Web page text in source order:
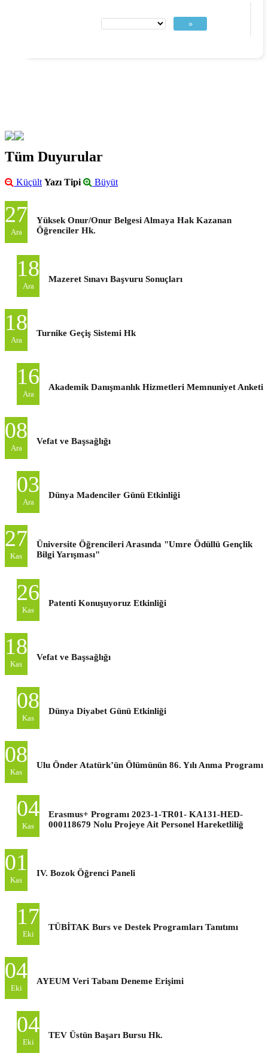
»
Tüm Duyurular
Küçült Yazı Tipi Büyüt
27
Ara
Yüksek Onur/Onur Belgesi Almaya Hak Kazanan
Öğrenciler Hk.
18
Ara
Mazeret Sınavı Başvuru Sonuçları
18
Ara
Turnike Geçiş Sistemi Hk
16
Ara
Akademik Danışmanlık Hizmetleri Memnuniyet Anketi
08
Ara
Vefat ve Başsağlığı
03
Ara
Dünya Madenciler Günü Etkinliği
27
Kas
Üniversite Öğrencileri Arasında "Umre Ödüllü Gençlik
Bilgi Yarışması"
26
Kas
Patenti Konuşuyoruz Etkinliği
18
Kas
Vefat ve Başsağlığı
08
Kas
Dünya Diyabet Günü Etkinliği
08
Kas
Ulu Önder Atatürk’ün Ölümünün 86. Yılı Anma Programı
04
Kas
Erasmus+ Programı 2023-1-TR01- KA131-HED-
000118679 Nolu Projeye Ait Personel Hareketliliğ
01
Kas
IV. Bozok Öğrenci Paneli
17
Eki
TÜBİTAK Burs ve Destek Programları Tanıtımı
04
Eki
AYEUM Veri Tabanı Deneme Erişimi
04
Eki
TEV Üstün Başarı Bursu Hk.